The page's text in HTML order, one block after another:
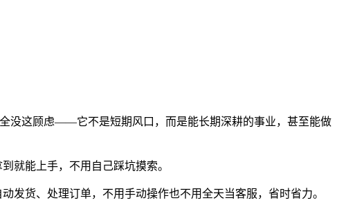
没这顾虑——它不是短期风口，而是能长期深耕的事业，甚至能做
就能上手，不用自己踩坑摸索。
发货、处理订单，不用手动操作也不用全天当客服，省时省力。